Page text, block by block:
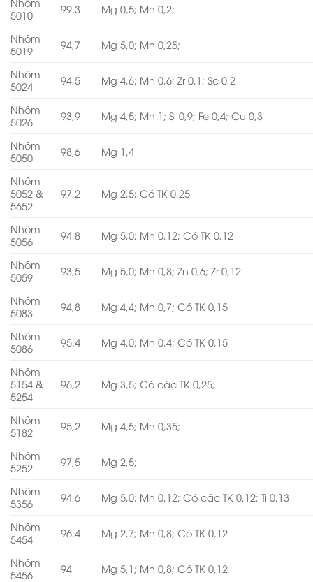
5010
99.3 Mg 0,5; Mn 0,2;
Nhôm
5019
94,7 Mg 5,0; Mn 0,25;
Nhôm
5024
94,5 Mg 4,6; Mn 0,6; Zr 0,1; Sc 0,2
Nhôm
5026
93,9 Mg 4,5; Mn 1; Si 0,9; Fe 0,4; Cu 0,3
Nhôm
5050
98,6 Mg 1,4
Nhôm
5052 &
5652
97,2 Mg 2,5; Có TK 0,25
Nhôm
5056
94,8 Mg 5,0; Mn 0,12; Có TK 0,12
Nhôm
5059
93,5 Mg 5,0; Mn 0,8; Zn 0,6; Zr 0,12
Nhôm
5083
94,8 Mg 4,4; Mn 0,7; Có TK 0,15
Nhôm
5086
95.4 Mg 4,0; Mn 0,4; Có TK 0,15
Nhôm
5154 &
5254
96,2 Mg 3,5; Có các TK 0,25;
Nhôm
5182
95,2 Mg 4,5; Mn 0,35;
Nhôm
5252
97,5 Mg 2,5;
Nhôm
5356
94,6 Mg 5,0; Mn 0,12; Có các TK 0,12; Ti 0,13
Nhôm
5454
96.4 Mg 2,7; Mn 0,8; Có TK 0,12
Nhôm
5456
94 Mg 5,1; Mn 0,8; Có TK 0,12